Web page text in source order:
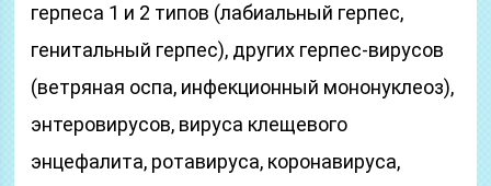
герпеса 1 и 2 типов (лабиальный герпес,
генитальный герпес), других герпес-вирусов
(ветряная оспа, инфекционный мононуклеоз),
энтеровирусов, вируса клещевого
энцефалита, ротавируса, коронавируса,